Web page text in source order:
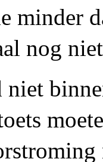
minder
nog